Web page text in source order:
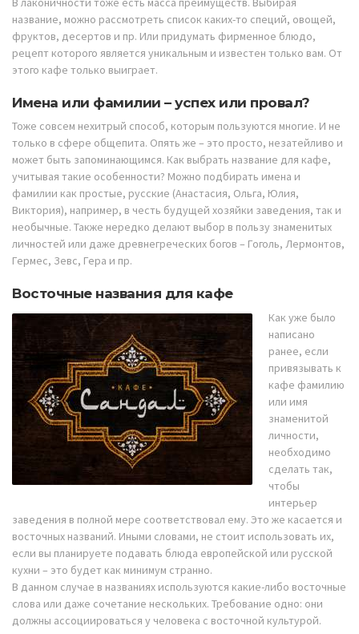
название, можно рассмотреть список каких-то специй, овощей,
фруктов, десертов и пр. Или придумать фирменное блюдо,
рецепт которого является уникальным и известен только вам. От
этого кафе только выиграет.
Имена или фамилии – успех или провал?
Тоже совсем нехитрый способ, которым пользуются многие. И не
только в сфере общепита. Опять же – это просто, незатейливо и
может быть запоминающимся. Как выбрать название для кафе,
учитывая такие особенности? Можно подбирать имена и
фамилии как простые, русские (Анастасия, Ольга, Юлия,
Виктория), например, в честь будущей хозяйки заведения, так и
необычные. Также нередко делают выбор в пользу знаменитых
личностей или даже древнегреческих богов – Гоголь, Лермонтов,
Гермес, Зевс, Гера и пр.
Восточные названия для кафе
Как уже было
написано
ранее, если
привязывать к
кафе фамилию
или имя
знаменитой
личности,
необходимо
сделать так,
чтобы
интерьер
заведения в полной мере соответствовал ему. Это же касается и
восточных названий. Иными словами, не стоит использовать их,
если вы планируете подавать блюда европейской или русской
кухни – это будет как минимум странно.
В данном случае в названиях используются какие-либо восточные
слова или даже сочетание нескольких. Требование одно: они
должны ассоциироваться у человека с восточной культурой.